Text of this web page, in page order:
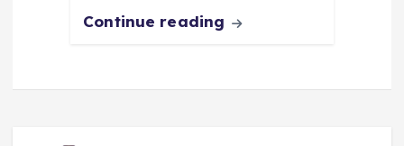
Continue reading